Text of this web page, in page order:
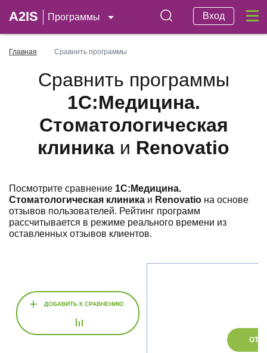
A2IS Программы Вход
Главная Сравнить программы
Сравнить программы
1C:Медицина.
Стоматологическая
клиника и Renovatio
Посмотрите сравнение 1C:Медицина.
Стоматологическая клиника и Renovatio на основе
отзывов пользователей. Рейтинг программ
рассчитывается в режиме реального времени из
оставленных отзывов клиентов.
+ ДОБАВИТЬ К СРАВНЕНИЮ